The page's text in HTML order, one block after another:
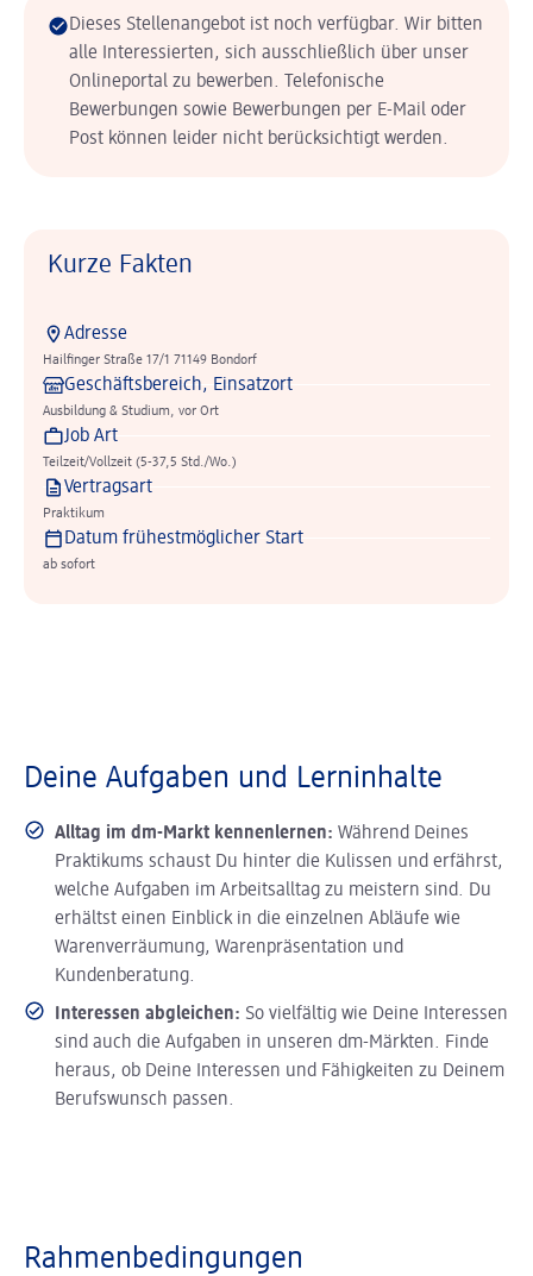
Dieses Stellenangebot ist noch verfügbar. Wir bitten
alle Interessierten, sich ausschließlich über unser
Onlineportal zu bewerben. Telefonische
Bewerbungen sowie Bewerbungen per E-Mail oder
Post können leider nicht berücksichtigt werden.
Kurze Fakten
Adresse
Hailfinger Straße 17/1 71149 Bondorf
Geschäftsbereich, Einsatzort
Ausbildung & Studium, vor Ort
Job Art
Teilzeit/Vollzeit (5-37,5 Std./Wo.)
Vertragsart
Praktikum
Datum frühestmöglicher Start
ab sofort
Deine Aufgaben und Lerninhalte
Alltag im dm-Markt kennenlernen: Während Deines
Praktikums schaust Du hinter die Kulissen und erfährst,
welche Aufgaben im Arbeitsalltag zu meistern sind. Du
erhältst einen Einblick in die einzelnen Abläufe wie
Warenverräumung, Warenpräsentation und
Kundenberatung.
Interessen abgleichen: So vielfältig wie Deine Interessen
sind auch die Aufgaben in unseren dm-Märkten. Finde
heraus, ob Deine Interessen und Fähigkeiten zu Deinem
Berufswunsch passen.
Rahmenbedingungen